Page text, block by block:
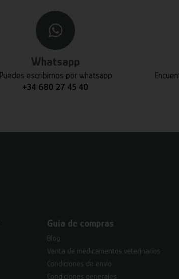
Whatsapp
Puedes escribirnos por whatsapp
+34 680 27 45 40
Guía de compras
Blog
Venta de medicamentos veterinarios
Condiciones de envío
Condiciones generales